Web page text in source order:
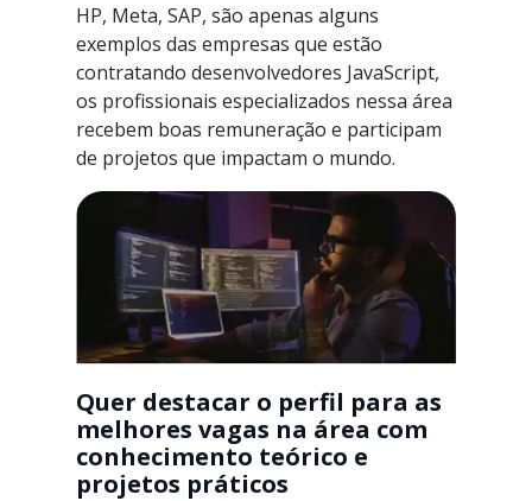
HP, Meta, SAP, são apenas alguns
exemplos das empresas que estão
contratando desenvolvedores JavaScript,
os profissionais especializados nessa área
recebem boas remuneração e participam
de projetos que impactam o mundo.
Quer destacar o perfil para as
melhores vagas na área com
conhecimento teórico e
projetos práticos